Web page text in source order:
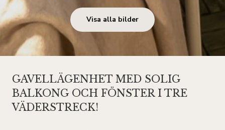
Visa alla bilder
GAVELLÄGENHET MED SOLIG
BALKONG OCH FÖNSTER I TRE
VÄDERSTRECK!